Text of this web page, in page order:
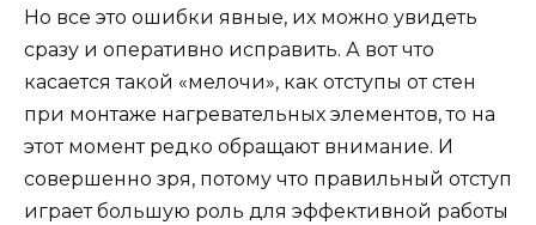
Но все это ошибки явные, их можно увидеть
сразу и оперативно исправить. А вот что
касается такой «мелочи», как отступы от стен
при монтаже нагревательных элементов, то на
этот момент редко обращают внимание. И
совершенно зря, потому что правильный отступ
играет большую роль для эффективной работы